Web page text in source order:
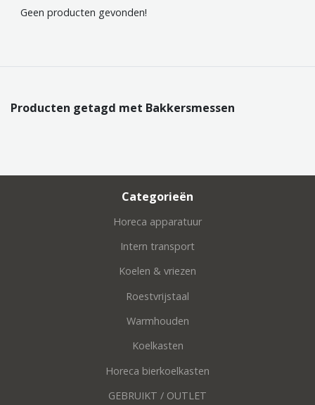
Geen producten gevonden!
Producten getagd met Bakkersmessen
Categorieën
Horeca apparatuur
Intern transport
Koelen & vriezen
Roestvrijstaal
Warmhouden
Koelkasten
Horeca bierkoelkasten
GEBRUIKT / OUTLET